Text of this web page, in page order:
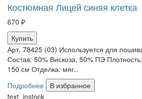
Костюмная Лицей синяя клетка
670 ₽
Купить
Арт. 78425 (03) Используется для
Состав: 50% Вискоза, 50% ПЭ
150 см Отделка: мяг..
Подробнее
В избранное
text_instock